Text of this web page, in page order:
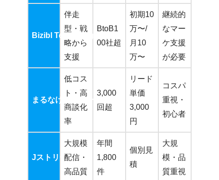
Bizibl Technologies
伴走
型・戦
略から
支援
BtoB1
00社超
初期10
万〜/
月10
万〜
継続的
なマー
ケ支援
が必要
まるなげセミナー
低コス
ト・高
商談化
率
3,000
回超
リード
単価
3,000
円
コスパ
重視・
初心者
Jストリーム
大規模
配信・
高品質
年間
1,800
件
個別見
積
大規
模・品
質重視